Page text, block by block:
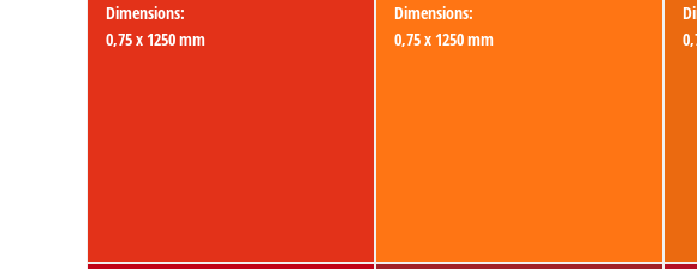
Dimensions:
0,75 x 1250 mm
Dimensions:
0,75 x 1250 mm